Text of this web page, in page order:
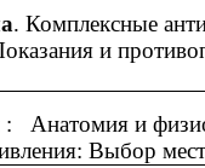
. Комплексные
и
Анатомия и
Выбор